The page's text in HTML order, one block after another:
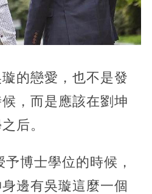
的戀愛，也不是發
，而是應該在劉坤
后。
博士學位的時候，
邊有吳璇這麼一個